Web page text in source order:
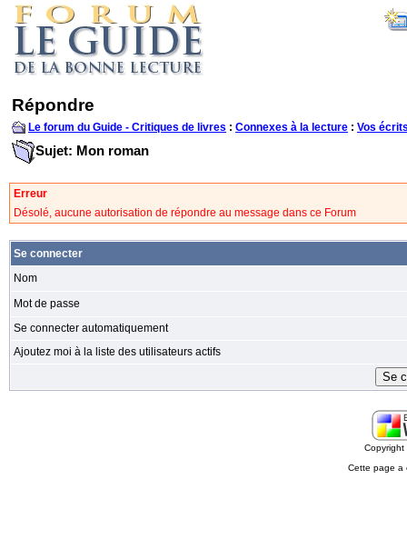
Répondre
Le forum du Guide - Critiques de livres : Connexes à la lecture : Vos
Sujet: Mon roman
Erreur
Désolé, aucune autorisation de répondre au message dans ce Forum
Se connecter
Nom
Mot de passe
Se connecter automatiquement
Ajoutez moi à la liste des utilisateurs actifs
Cette page a